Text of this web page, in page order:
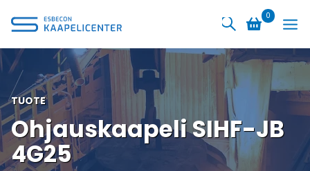
sisältöön
0
TUOTE
Ohjauskaapeli SIHF-JB
4G25